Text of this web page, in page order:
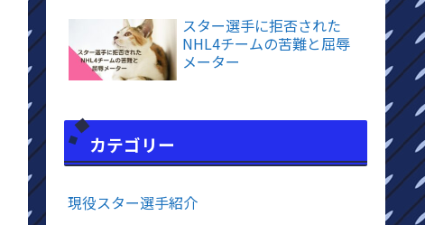
スター選手に拒否された
NHL4チームの苦難と屈辱
メーター
カテゴリー
現役スター選手紹介